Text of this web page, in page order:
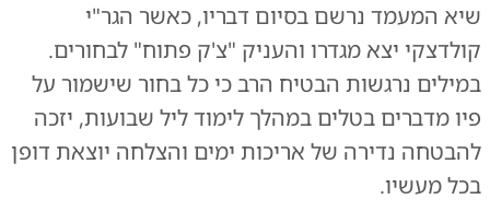
שיא המעמד נרשם בסיום דבריו, כאשר הגר"י
קולדצקי יצא מגדרו והעניק "צ'ק פתוח" לבחורים.
במילים נרגשות הבטיח הרב כי כל בחור שישמור על
פיו מדברים בטלים במהלך לימוד ליל שבועות, יזכה
להבטחה נדירה של אריכות ימים והצלחה יוצאת דופן
בכל מעשיו.